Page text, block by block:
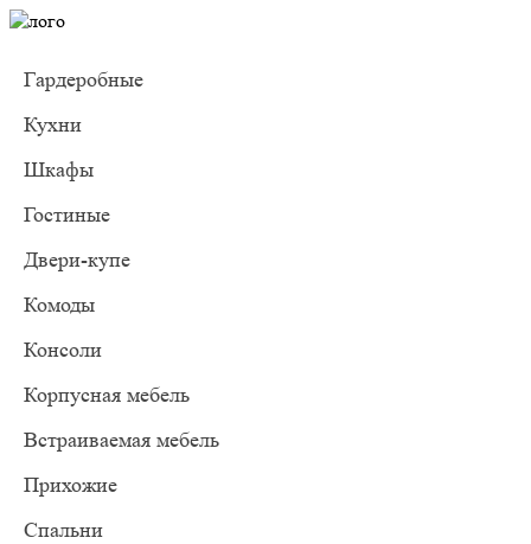
Гардеробные
Кухни
Шкафы
Гостиные
Двери-купе
Комоды
Консоли
Корпусная мебель
Встраиваемая мебель
Прихожие
Спальни